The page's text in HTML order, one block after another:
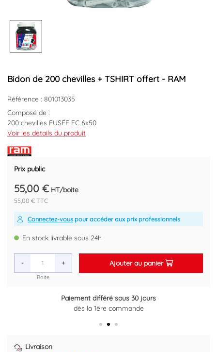
Bidon de 200 chevilles + TSHIRT offert - RAM
Référence : 801013035
Composé de :
200 chevilles FUSÉE FC 6x50
200 vis à bois T.F pozi 4x60 + 1 T-shirt offert
Marque : RAM
Code EAN : 3167490000709
Voir les détails du produit
Prix public
55,00 € HT/boite
55,00 € TTC
Connectez-vous pour accéder aux prix professionnels
En stock livrable sous 24h
- + Ajouter au panier
Boite
Paiement différé sous 30 jours
dès la 1ère commande
Retour gratuit sous 14 jours
Plus d'informations ici
Livraison